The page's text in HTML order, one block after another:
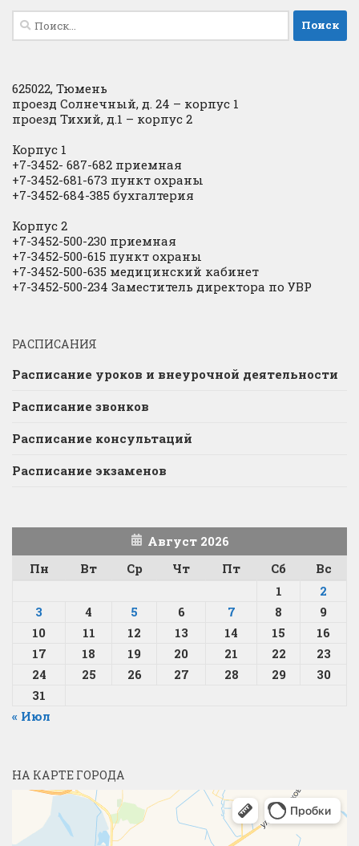
Найти:
625022, Тюмень
проезд Солнечный, д. 24 – корпус 1
проезд Тихий, д.1 – корпус 2
Корпус 1
+7-3452- 687-682 приемная
+7-3452-681-673 пункт охраны
+7-3452-684-385 бухгалтерия
Корпус 2
+7-3452-500-230 приемная
+7-3452-500-615 пункт охраны
+7-3452-500-635 медицинский кабинет
+7-3452-500-234 Заместитель директора по УВР
РАСПИСАНИЯ
Расписание уроков и внеурочной деятельности
Расписание звонков
Расписание консультаций
Расписание экзаменов
Август 2026
Пн
Вт Ср Чт Пт Сб
Вс
1
2
3
4 5 6 7 8
9
10
11 12 13 14 15
16
17
18 19 20 21 22
23
24
25 26 27 28 29
30
31
« Июл
НА КАРТЕ ГОРОДА